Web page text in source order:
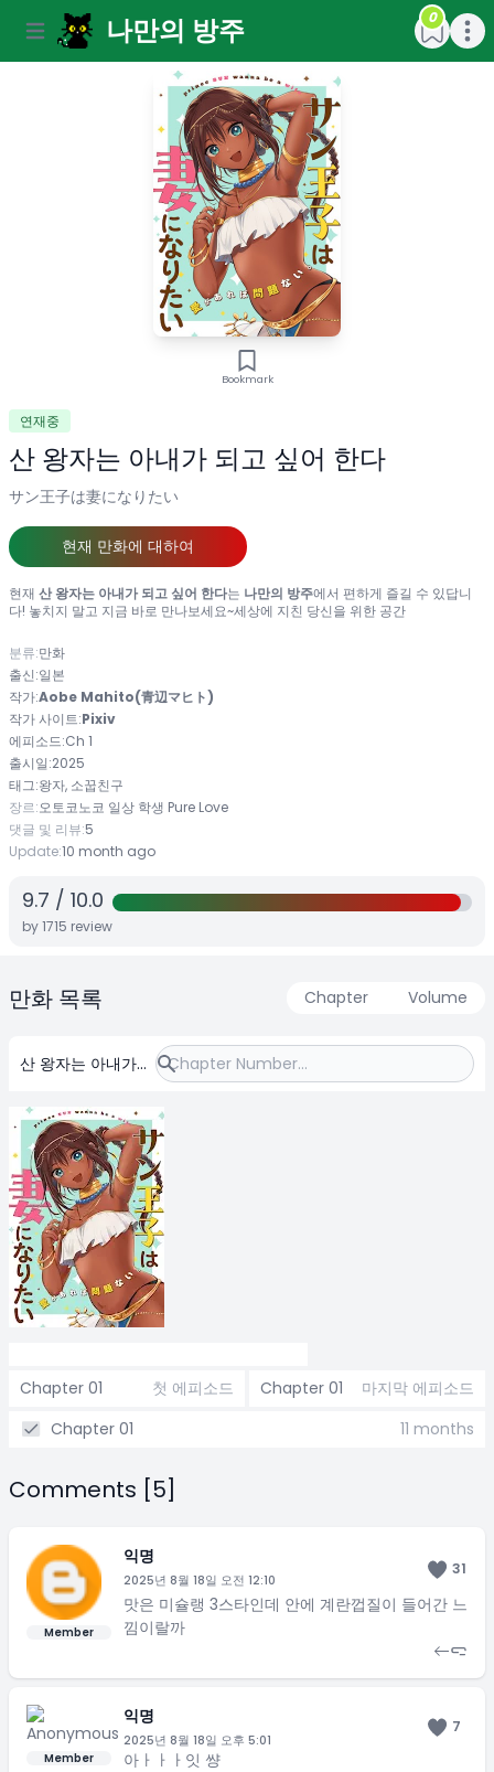
Open main menu나만의 방주 Open
0
Bookmark
연재중
산 왕자는 아내가 되고 싶어 한다
サン王子は妻になりたい
현재 만화에 대하여
현재 산 왕자는 아내가 되고 싶어 한다는 나만의 방주에서 편하게 즐길 수 있답니
다! 놓치지 말고 지금 바로 만나보세요~세상에 지친 당신을 위한 공간
분류:만화
출신:일본
작가:Aobe Mahito(青辺マヒト)
작가 사이트:Pixiv
에피소드:Ch 1
출시일:2025
태그:왕자, 소꿉친구
장르:오토코노코 일상 학생 Pure Love
댓글 및 리뷰:5
Update:10 month ago
9.7 / 10.0
by1715 review
만화 목록 Chapter Volume
산 왕자는 아내가
Chapter 01 첫 에피소드 Chapter 01
마지막 에피소드
Chapter 01
11 months
Comments [5]
Member
익명
2025년 8월 18일 오전 12:10
31
맛은 미슐랭 3스타인데 안에 계란껍질이 들어간 느
낌이랄까
Member
익명
2025년 8월 18일 오후 5:01
7
아ㅏㅏㅏ잇 썅